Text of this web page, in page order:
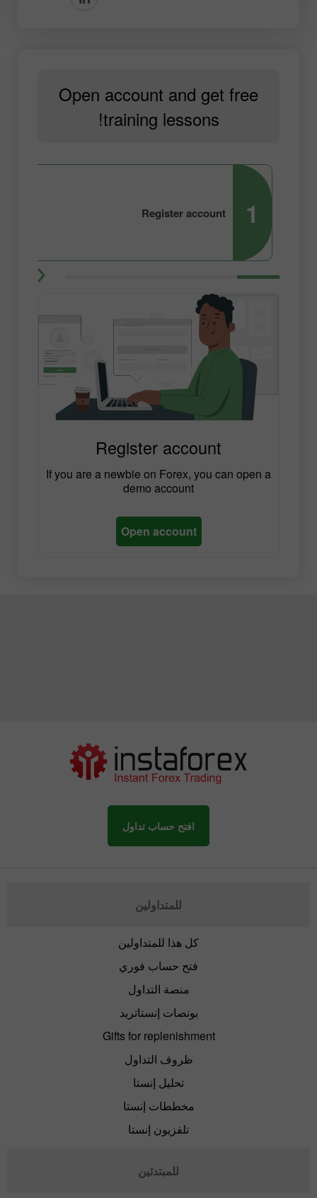
Open account and get free
training lessons!
1
Register account
Register account
If you are a newbie on Forex, you can open a
demo account
Open account
افتح حساب تداول
للمتداولين
كل هذا للمتداولين
فتح حساب فوري
منصة التداول
بونصات إنستاتريد
Gifts for replenishment
ظروف التداول
تحليل إنستا
مخططات إنستا
تلفزيون إنستا
للمبتدئين